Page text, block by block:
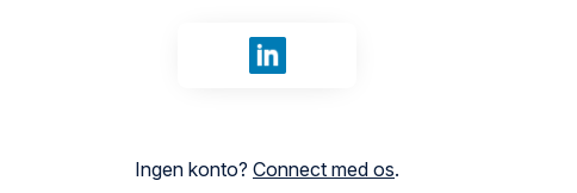
Log ind med LinkedIn
Ingen konto? Connect med os.